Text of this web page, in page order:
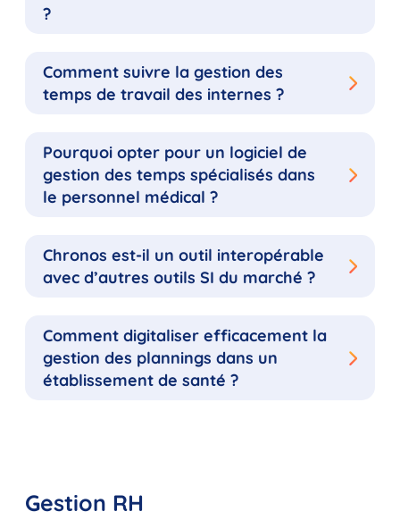
?
Comment suivre la gestion des
temps de travail des internes ?
Pourquoi opter pour un logiciel de
gestion des temps spécialisés dans
le personnel médical ?
Chronos est-il un outil interopérable
avec d’autres outils SI du marché ?
Comment digitaliser efficacement la
gestion des plannings dans un
établissement de santé ?
Gestion RH